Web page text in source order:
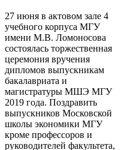
27 июня в актовом зале 4
учебного корпуса МГУ
имени М.В. Ломоносова
состоялась торжественная
церемония вручения
дипломов выпускникам
бакалавриата и
магистратуры МШЭ МГУ
2019 года. Поздравить
выпускников Московской
школы экономики МГУ
кроме профессоров и
руководителей факультета,